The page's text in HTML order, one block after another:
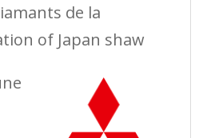
de la
of Japan shaw